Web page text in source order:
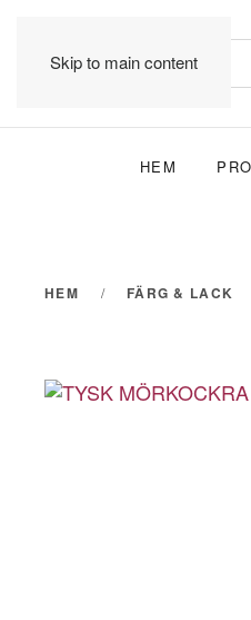
Skip to main content
HEM
HEM FÄRG & LACK